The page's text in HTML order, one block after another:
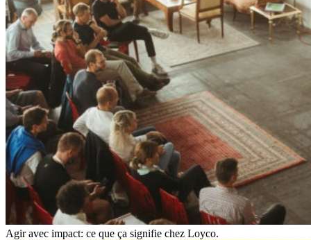
Agir avec impact: ce que ça signifie chez Loyco.